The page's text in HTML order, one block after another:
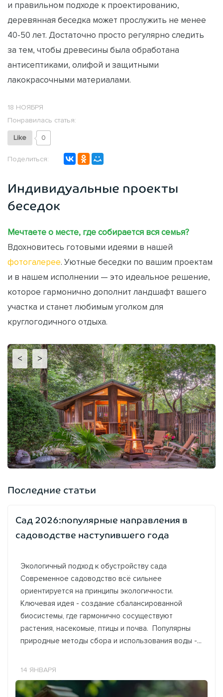
и правильном подходе к проектированию,
деревянная беседка может прослужить не менее
40-50 лет. Достаточно просто регулярно следить
за тем, чтобы древесины была обработана
антисептиками, олифой и защитными
лакокрасочными материалами.
18 НОЯБРЯ
Понравилась статья:
Like 0
Поделиться:
Индивидуальные проекты
беседок
Мечтаете о месте, где собирается вся семья?
Вдохновитесь готовыми идеями в нашей
фотогалерее. Уютные беседки по вашим проектам
и в нашем исполнении — это идеальное решение,
которое гармонично дополнит ландшафт вашего
участка и станет любимым уголком для
круглогодичного отдыха.
< >
Последние статьи
Сад 2026:популярные направления в
садоводстве наступившего года
Экологичный подход к обустройству сада
Современное садоводство всё сильнее
ориентируется на принципы экологичности.
Ключевая идея - создание сбалансированной
биосистемы, где гармонично сосуществуют
растения, насекомые, птицы и почва. Популярны
природные методы сбора и использования воды -...
14 ЯНВАРЯ